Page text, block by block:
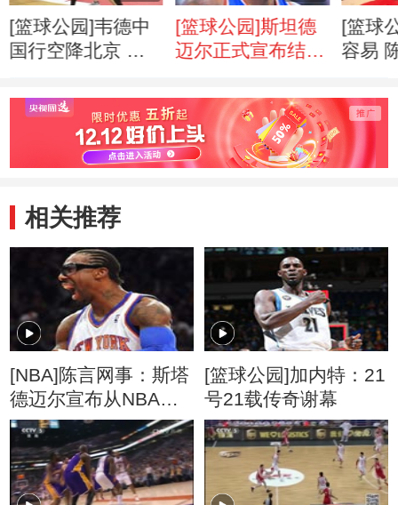
[篮球公园]韦德中
国行空降北京 与
[篮球公园]斯坦德
迈尔正式宣布结束
[篮球
容易
相关推荐
[NBA]陈言网事：斯塔
德迈尔宣布从NBA退
役
[篮球公园]加内特：21
号21载传奇谢幕